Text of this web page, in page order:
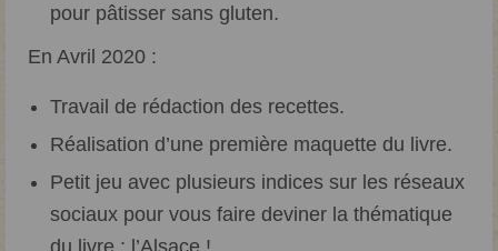
pour pâtisser sans gluten.
En Avril 2020 :
Travail de rédaction des recettes.
Réalisation d’une première maquette du livre.
Petit jeu avec plusieurs indices sur les réseaux
sociaux pour vous faire deviner la thématique